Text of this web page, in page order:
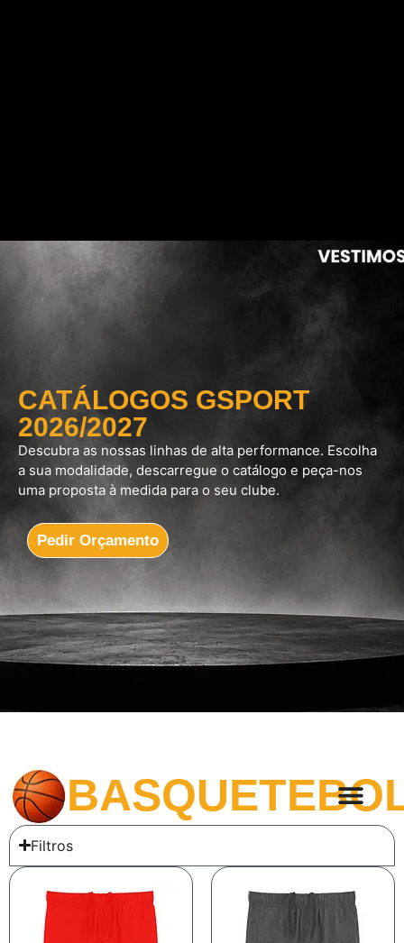
CATÁLOGOS GSPORT
2026/2027
Descubra as nossas linhas de alta performance. Escolha
a sua modalidade, descarregue o catálogo e peça-nos
uma proposta à medida para o seu clube.
Pedir Orçamento
Filtros